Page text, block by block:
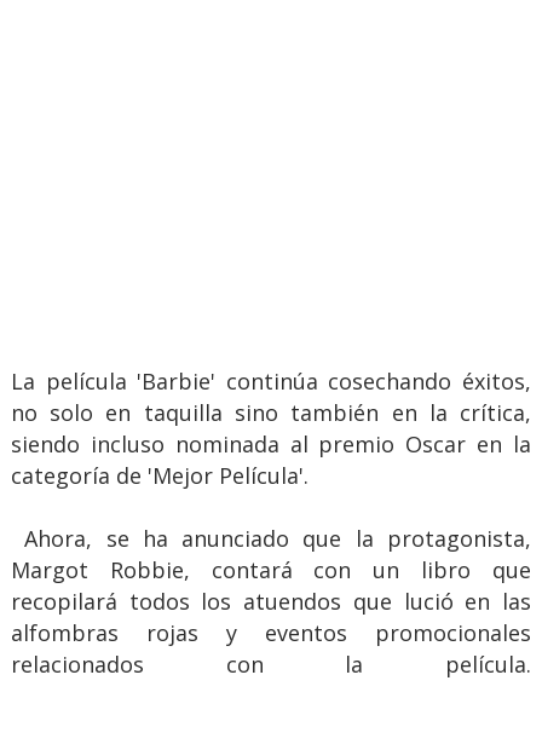
La película 'Barbie' continúa cosechando éxitos,
no solo en taquilla sino también en la crítica,
siendo incluso nominada al premio Oscar en la
categoría de 'Mejor Película'.
Ahora, se ha anunciado que la protagonista,
Margot Robbie, contará con un libro que
recopilará todos los atuendos que lució en las
alfombras rojas y eventos promocionales
relacionados con la película.